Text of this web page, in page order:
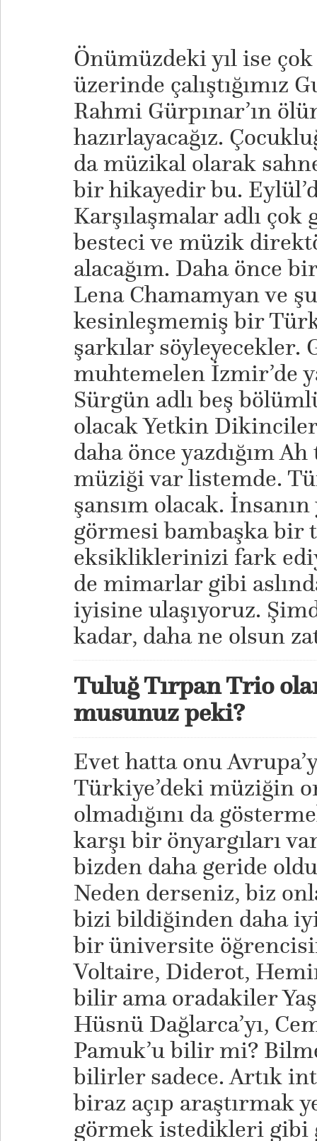
Önümüzdeki yıl ise
üzerinde çalıştığımız
Rahmi Gürpınar’ın
hazırlayacağız.
da müzikal olarak
bir hikayedir bu.
Karşılaşmalar adlı
besteci ve müzik
alacağım. Daha önce
Lena Chamamyan ve
kesinleşmemiş bir
şarkılar söyleyecekler.
muhtemelen İzmir’de
Sürgün adlı beş
olacak Yetkin
daha önce yazdığım
müziği var listemde.
şansım olacak. İnsanın
görmesi bambaşka bir
eksikliklerinizi fark
de mimarlar gibi
iyisine ulaşıyoruz.
kadar, daha ne olsun
Tuluğ Tırpan Trio
musunuz peki?
Evet hatta onu
Türkiye’deki müziğin
olmadığını da
karşı bir önyargıları
bizden daha geride
Neden derseniz, biz
bizi bildiğinden daha
bir üniversite
Voltaire, Diderot,
bilir ama oradakiler
Hüsnü Dağlarca’yı,
Pamuk’u bilir mi?
bilirler sadece. Artık
biraz açıp araştırmak
görmek istedikleri